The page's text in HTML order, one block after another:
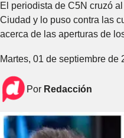
El periodista de C5N cruzó
Ciudad y lo puso contra las
acerca de las aperturas de
Martes, 01 de septiembre de
Por Redacción